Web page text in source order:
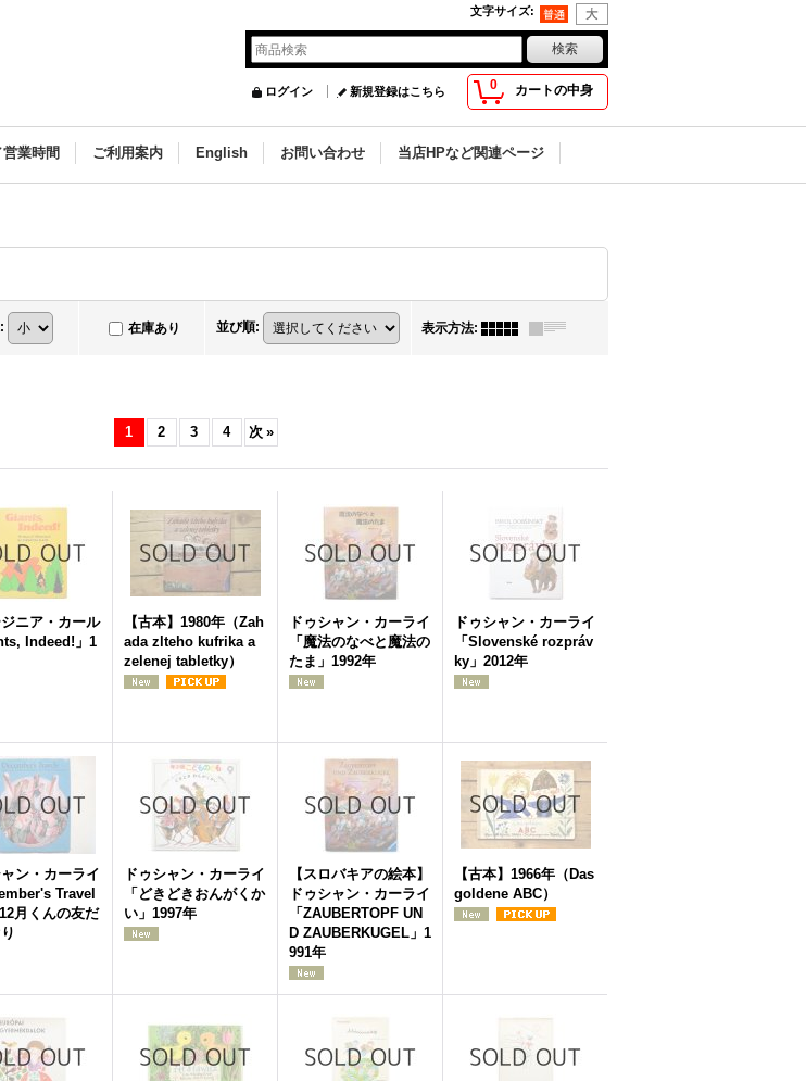
文字サイズ:
0 カートの中身
ログイン 新規登録はこちら
業時間 ご利用案内 English お問い合わせ 当店HPなど関連ページ
: 在庫あり 並び順: 表示方法:
1 2 3 4 次 »
ニア・カール
Indeed!」1
【古本】1980年（Zah
ada zlteho kufrika a
zelenej tabletky）
ドゥシャン・カーライ
「魔法のなべと魔法の
たま」1992年
ドゥシャン・カーライ
「Slovenské rozpráv
ky」2012年
ャン・カーライ
Travel
月くんの友だ
ドゥシャン・カーライ
「どきどきおんがくか
い」1997年
【スロバキアの絵本】
ドゥシャン・カーライ
「ZAUBERTOPF UN
D ZAUBERKUGEL」1
991年
【古本】1966年（Das
goldene ABC）